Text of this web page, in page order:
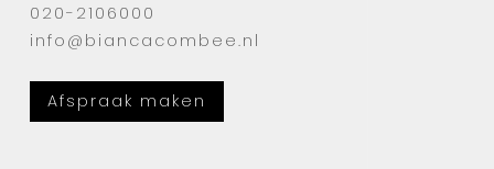
020-2106000
info@biancacombee.nl
Afspraak maken